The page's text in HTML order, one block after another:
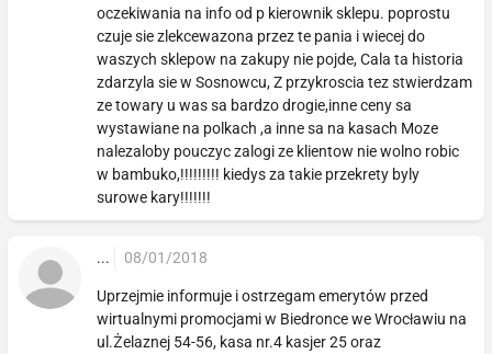
oczekiwania na info od p kierownik sklepu. poprostu
czuje sie zlekcewazona przez te pania i wiecej do
waszych sklepow na zakupy nie pojde, Cala ta historia
zdarzyla sie w Sosnowcu, Z przykroscia tez stwierdzam
ze towary u was sa bardzo drogie,inne ceny sa
wystawiane na polkach ,a inne sa na kasach Moze
nalezaloby pouczyc zalogi ze klientow nie wolno robic
w bambuko,!!!!!!!!! kiedys za takie przekrety byly
surowe kary!!!!!!!
... 08/01/2018
Uprzejmie informuje i ostrzegam emerytów przed
wirtualnymi promocjami w Biedronce we Wrocławiu na
ul.Żelaznej 54-56, kasa nr.4 kasjer 25 oraz